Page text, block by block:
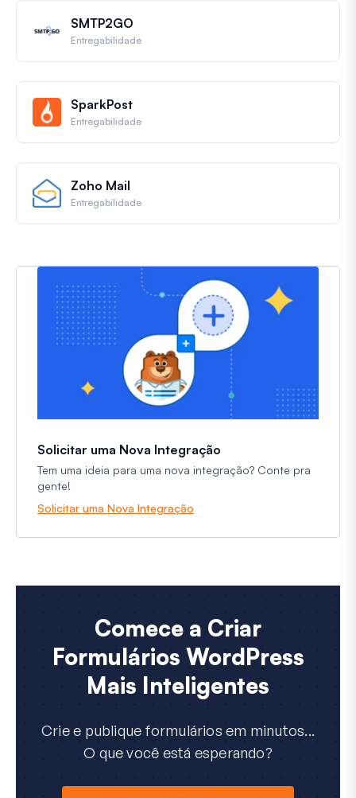
SMTP2GO
Entregabilidade
SparkPost
Entregabilidade
Zoho Mail
Entregabilidade
Solicitar uma Nova Integração
Tem uma ideia para uma nova integração? Conte pra
gente!
Solicitar uma Nova Integração
Comece a Criar
Formulários WordPress
Mais Inteligentes
Crie e publique formulários em minutos...
O que você está esperando?